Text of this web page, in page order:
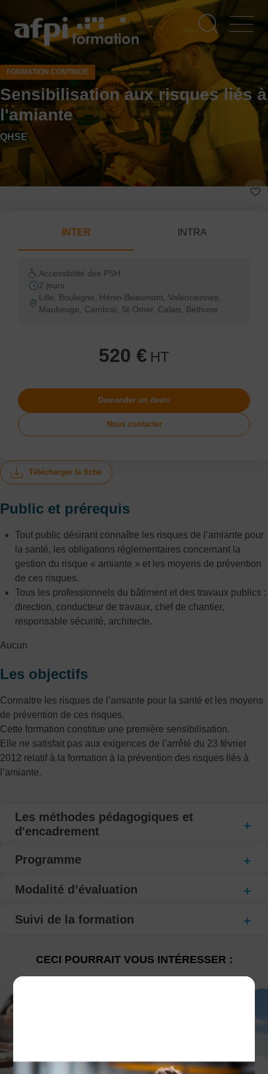
contenu
FORMATION CONTINUE
Sensibilisation aux risques liés à
l'amiante
QHSE
Télécharger la fiche
Public et prérequis
Tout public désirant connaître les risques de l’amiante pour
la santé, les obligations réglementaires concernant la
gestion du risque « amiante » et les moyens de prévention
de ces risques.
Tous les professionnels du bâtiment et des travaux publics :
direction, conducteur de travaux, chef de chantier,
responsable sécurité, architecte.
Aucun
Les objectifs
Connaitre les risques de l’amiante pour la santé et les moyens
de prévention de ces risques.
Cette formation constitue une première sensibilisation.
Elle ne satisfait pas aux exigences de l’arrêté du 23 février
2012 relatif à la formation à la prévention des risques liés à
l’amiante.
Les méthodes pédagogiques et
d'encadrement
Programme
Modalité d’évaluation
Suivi de la formation
INTER INTRA
Accessibilité des PSH
2 jours
Lille, Boulogne, Hénin-Beaumont, Valenciennes,
Maubeuge, Cambrai, St-Omer, Calais, Béthune
520 € HT
Demander un devis
Nous contacter
CECI POURRAIT VOUS INTÉRESSER :